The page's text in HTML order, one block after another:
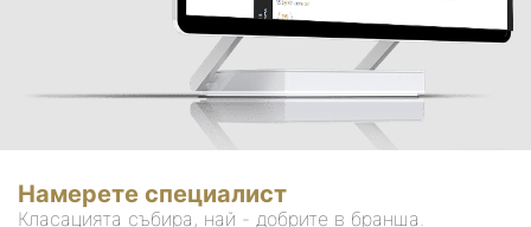
Намерете специалист
Класацията събира, най - добрите в бранша.